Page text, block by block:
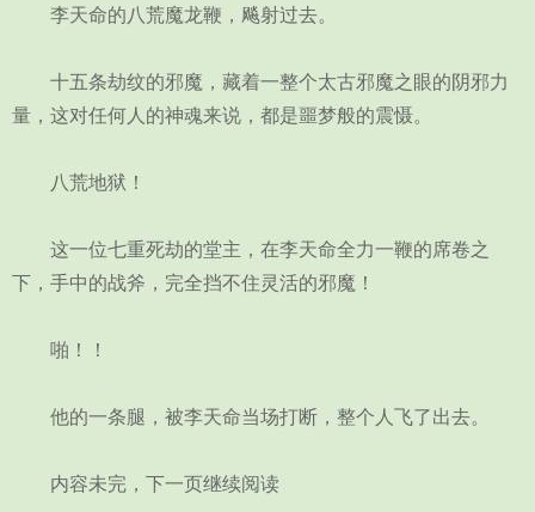
李天命的八荒魔龙鞭，飚射过去。
十五条劫纹的邪魔，藏着一整个太古邪魔之眼的阴邪力
量，这对任何人的神魂来说，都是噩梦般的震慑。
八荒地狱！
这一位七重死劫的堂主，在李天命全力一鞭的席卷之
下，手中的战斧，完全挡不住灵活的邪魔！
啪！！
他的一条腿，被李天命当场打断，整个人飞了出去。
内容未完，下一页继续阅读